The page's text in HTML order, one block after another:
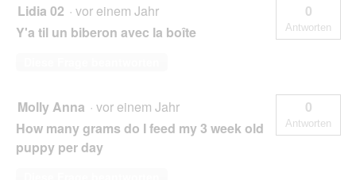
Lidia 02 · vor einem Jahr
Y'a til un biberon avec la boîte
0
Antworten
Molly Anna · vor einem Jahr
How many grams do I feed my 3 week old
puppy per day
0
Antworten